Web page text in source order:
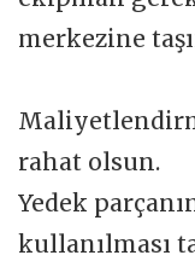
merkezine
rahat olsun.
Yedek
kullanılması